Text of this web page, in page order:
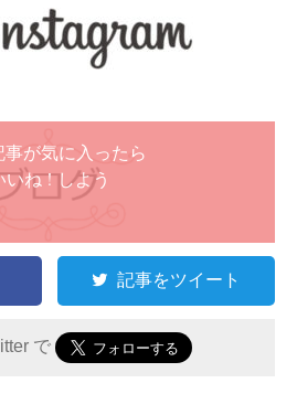
事が気に入ったら
いね ! しよう
記事をツイート
で